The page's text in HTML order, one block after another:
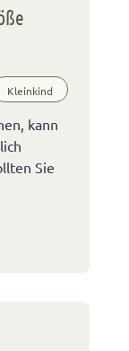
Kleinkind
kann
Sie